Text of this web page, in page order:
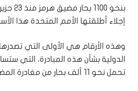
بنحو
إجلاء أطلقتها الأمم المتحدة هذا
وهذه الأرقام هي الأولى التي
الدولية بشأن هذه المبادرة، التي
تحمل نحو 11 ألف بحار من مغادرة المضيق.